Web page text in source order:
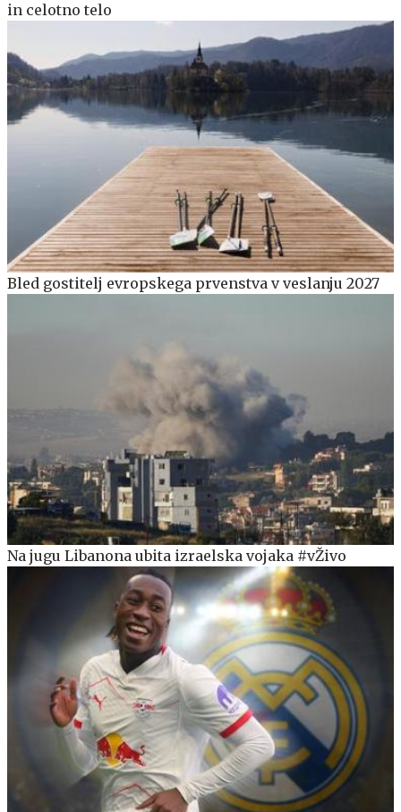
in celotno telo
Bled gostitelj evropskega prvenstva v veslanju 2027
Na jugu Libanona ubita izraelska vojaka #vŽivo